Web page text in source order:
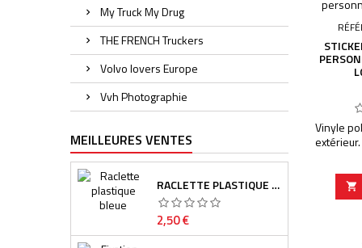
My Truck My Drug
THE FRENCH Truckers
Volvo lovers Europe
Vvh Photographie
MEILLEURES VENTES
RACLETTE PLASTIQUE BLEUE (OU VERTE SUIVANT ARRIVAGE)
Prix
2,50 €
Vinyle
fond
fait
